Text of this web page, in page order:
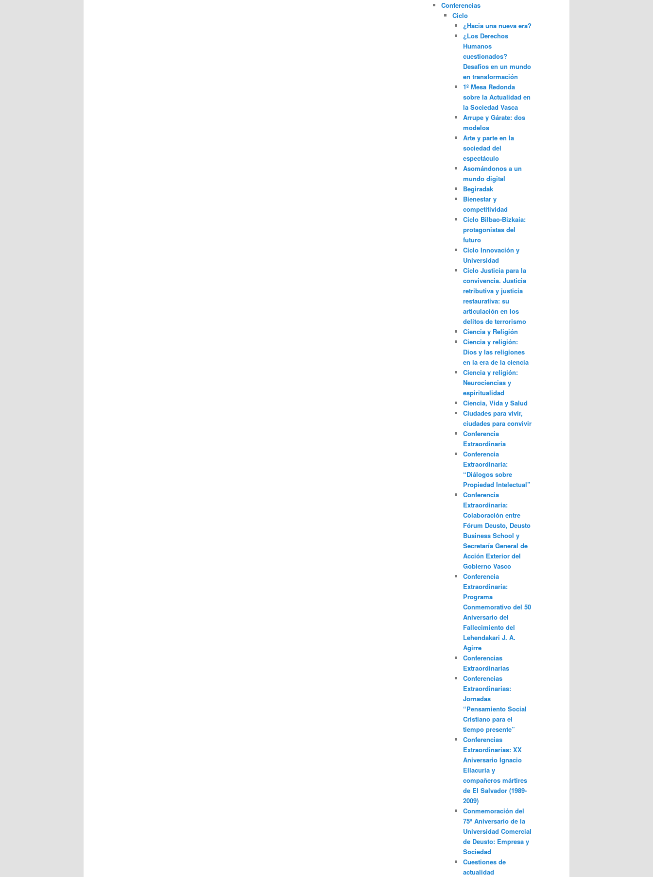
Conferencias
Ciclo
¿Hacia una nueva era?
¿Los Derechos
Humanos
cuestionados?
Desafíos en un mundo
en transformación
1º Mesa Redonda
sobre la Actualidad en
la Sociedad Vasca
Arrupe y Gárate: dos
modelos
Arte y parte en la
sociedad del
espectáculo
Asomándonos a un
mundo digital
Begiradak
Bienestar y
competitividad
Ciclo Bilbao-Bizkaia:
protagonistas del
futuro
Ciclo Innovación y
Universidad
Ciclo Justicia para la
convivencia. Justicia
retributiva y justicia
restaurativa: su
articulación en los
delitos de terrorismo
Ciencia y Religión
Ciencia y religión:
Dios y las religiones
en la era de la ciencia
Ciencia y religión:
Neurociencias y
espiritualidad
Ciencia, Vida y Salud
Ciudades para vivir,
ciudades para convivir
Conferencia
Extraordinaria
Conferencia
Extraordinaria:
“Diálogos sobre
Propiedad Intelectual”
Conferencia
Extraordinaria:
Colaboración entre
Fórum Deusto, Deusto
Business School y
Secretaría General de
Acción Exterior del
Gobierno Vasco
Conferencia
Extraordinaria:
Programa
Conmemorativo del 50
Aniversario del
Fallecimiento del
Lehendakari J. A.
Agirre
Conferencias
Extraordinarias
Conferencias
Extraordinarias:
Jornadas
“Pensamiento Social
Cristiano para el
tiempo presente”
Conferencias
Extraordinarias: XX
Aniversario Ignacio
Ellacuria y
compañeros mártires
de El Salvador (1989-
2009)
Conmemoración del
75º Aniversario de la
Universidad Comercial
de Deusto: Empresa y
Sociedad
Cuestiones de
actualidad